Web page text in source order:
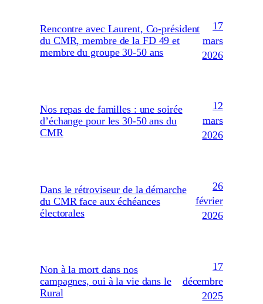
Rencontre avec Laurent, Co-président
du CMR, membre de la FD 49 et
membre du groupe 30-50 ans
17
mars
2026
Nos repas de familles : une soirée
d’échange pour les 30-50 ans du
CMR
12
mars
2026
Dans le rétroviseur de la démarche
du CMR face aux échéances
électorales
26
février
2026
Non à la mort dans nos
campagnes, oui à la vie dans le
Rural
17
décembre
2025